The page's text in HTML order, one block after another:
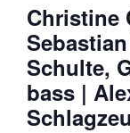
Christine
Schulte,
bass |